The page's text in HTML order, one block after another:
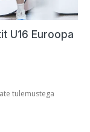
U16 Euroopa